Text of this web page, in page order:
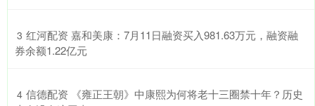
3 ​红河配资 嘉和美康：7月11日融资买入981.63万元，融资融
券余额1.22亿元
4 ​信德配资 《雍正王朝》中康熙为何将老十三圈禁十年？历史